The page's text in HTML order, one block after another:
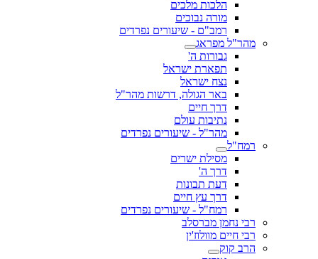
הלכות מלכים
מורה נבוכים
רמב"ם - שיעורים נפרדים
מהר"ל מפראג
גבורות ה'
תפארת ישראל
נצח ישראל
באר הגולה, דרשות מהר"ל
דרך חיים
נתיבות עולם
מהר"ל - שיעורים נפרדים
רמח"ל
מסילת ישרים
דרך ה'
דעת תבונות
דרך עץ חיים
רמח"ל - שיעורים נפרדים
רבי נחמן מברסלב
רבי חיים מוולוז'ין
הרב קוק